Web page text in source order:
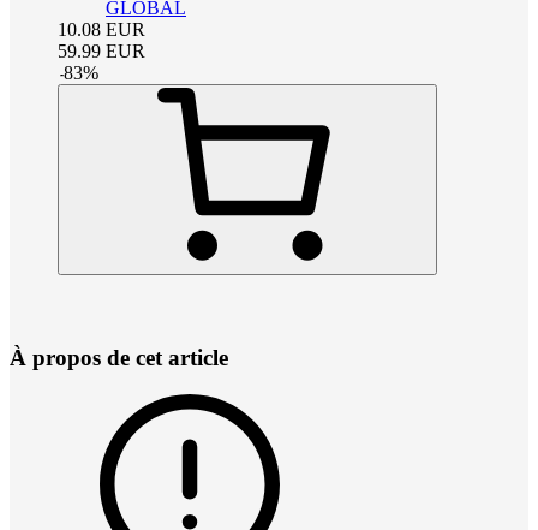
GLOBAL
10.08 EUR
59.99 EUR
-83%
À propos de cet article